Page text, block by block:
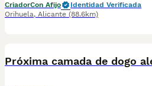
CriadorCon Afijo
Identidad Verificada
Orihuela, Alicante (88.6km)